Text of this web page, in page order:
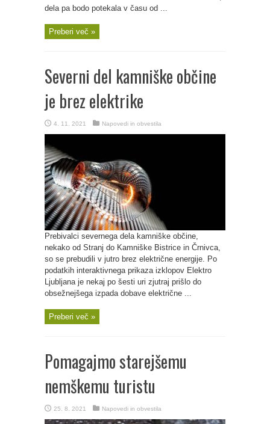
dela pa bodo potekala v času od ...
Preberi več »
Severni del kamniške občine
je brez elektrike
4. 11. 2021 Napovedi in obvestila
Prebivalci severnega dela kamniške občine,
nekako od Stranj do Kamniške Bistrice in Črnivca,
so se prebudili v jutro brez električne energije. Po
podatkih interaktivnega prikaza izklopov Elektro
Ljubljana je nekaj po šesti uri zjutraj prišlo do
obsežnejšega izpada dobave električne ...
Preberi več »
Pomagajmo starejšemu
nemškemu turistu
25. 8. 2021 Napovedi in obvestila